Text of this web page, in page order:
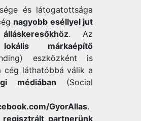
és látogatottsága
nagyobb eséllyel jut
. Az
lokális márkaépítő
eszközként is
cég láthatóbbá válik a
médiában (Social
GyorAllas.
regisztrált partnerünk